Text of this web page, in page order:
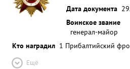
Дата документа
Воинское звание
генерал-майор
Кто наградил 1 Прибалтийский
Ещё